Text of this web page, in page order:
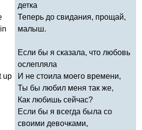
in
up
детка
Теперь до свидания, прощай,
малыш.
Если бы я сказала, что любовь
ослепляла
И не стоила моего времени,
Ты бы любил меня так же,
Как любишь сейчас?
Если бы я всегда была со
своими девочками,